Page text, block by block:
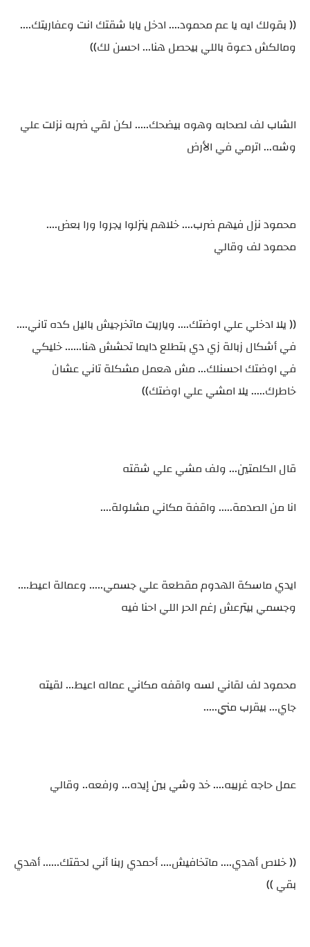
(( بقولك ايه يا عم محمود.... ادخل يابا شقتك انت وعفاريتك....
ومالكش دعوة باللي بيحصل هنا... احسن لك))
الشاب لف لصحابه وهوه بيضحك..... لكن لقي ضربه نزلت علي
وشه... اترمي في الأرض
محمود نزل فيهم ضرب.... خلاهم ينزلوا يجروا ورا بعض....
محمود لف وقالي
(( يلا ادخلي علي اوضتك.... وياريت ماتخرجيش باليل كده تاني....
في أشكال زبالة زي دي بتطلع دايما تحشش هنا...... خليكي
في اوضتك احسنلك... مش هعمل مشكلة تاني عشان
خاطرك..... يلا امشي علي اوضتك))
قال الكلمتين... ولف مشي علي شقته
انا من الصدمة..... واقفة مكاني مشلولة....
ايدي ماسكة الهدوم مقطعة علي جسمي..... وعمالة اعيط....
وجسمي بيترعش رغم الحر اللي احنا فيه
محمود لف لقاني لسه واقفه مكاني عماله اعيط... لقيته
جاي... بيقرب مني.....
عمل حاجه غريبه.... خد وشي بين إيده... ورفعه.. وقالي
(( خلاص أهدي.... ماتخافيش.... أحمدي ربنا أني لحقتك...... أهدي
بقي ))